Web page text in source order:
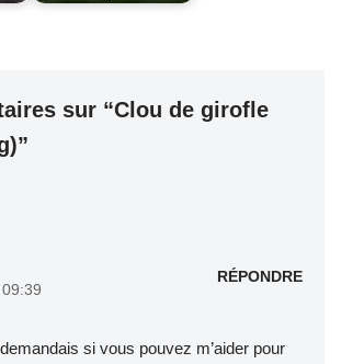
sur “Clou de girofle
RÉPONDRE
si vous pouvez m’aider pour